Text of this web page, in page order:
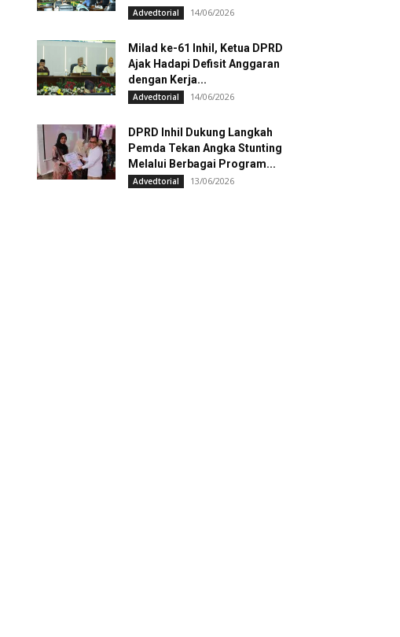
Advedtorial 14/06/2026
Milad ke-61 Inhil, Ketua DPRD
Ajak Hadapi Defisit Anggaran
dengan Kerja...
Advedtorial 14/06/2026
DPRD Inhil Dukung Langkah
Pemda Tekan Angka Stunting
Melalui Berbagai Program...
Advedtorial 13/06/2026